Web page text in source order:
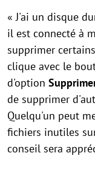
« J'ai un disque
il est connecté à
supprimer
clique avec le
d'option
de supprimer
Quelqu'un peut
fichiers inutiles
conseil sera